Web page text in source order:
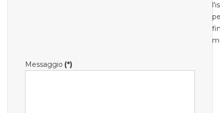
Messaggio (*)